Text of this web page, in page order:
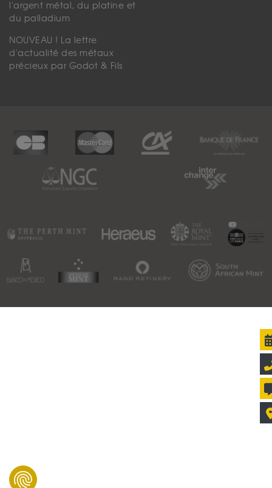
l'argent métal, du platine et
du palladium
NOUVEAU ! La lettre
d'actualité des métaux
précieux par Godot & Fils